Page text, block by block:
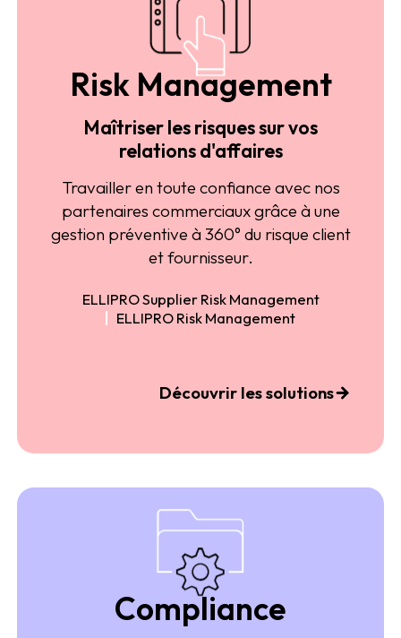
Risk Management
Maîtriser les risques sur vos
relations d'affaires
Travailler en toute confiance avec nos
partenaires commerciaux grâce à une
gestion préventive à 360° du risque client
et fournisseur.
ELLIPRO Supplier Risk Management
ELLIPRO Risk Management
Découvrir les solutions
Compliance